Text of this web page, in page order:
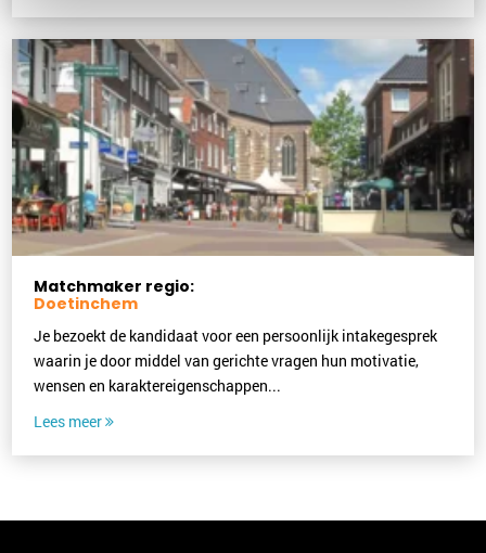
Matchmaker regio:
Doetinchem
Je bezoekt de kandidaat voor een persoonlijk intakegesprek
waarin je door middel van gerichte vragen hun motivatie,
wensen en karaktereigenschappen...
Lees meer